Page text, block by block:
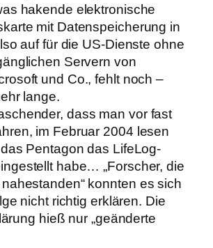
hakende elektronische
mit Datenspeicherung in
auf für die US-Dienste ohne
Servern von
und Co., fehlt noch –
lange.
dass man vor fast
im Februar 2004 lesen
Pentagon das LifeLog-
habe… „Forscher, die
konnten es sich
nicht richtig erklären. Die
hieß nur „geänderte